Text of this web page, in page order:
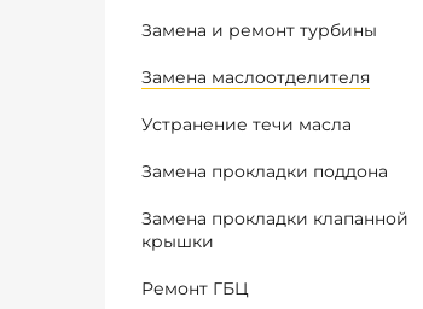
Замена и ремонт турбины
Замена маслоотделителя
Устранение течи масла
Замена прокладки поддона
Замена прокладки клапанной
крышки
Ремонт ГБЦ